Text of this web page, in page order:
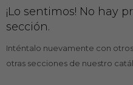
¡Lo sentimos! No hay
sección.
Inténtalo nuevamente con
otras secciones de nuestro